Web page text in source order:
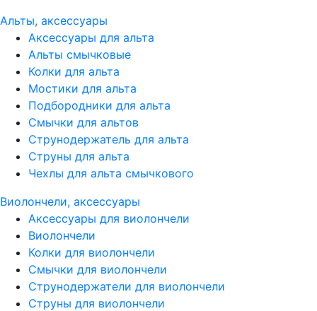
Альты, аксессуары
Аксессуары для альта
Альты смычковые
Колки для альта
Мостики для альта
Подбородники для альта
Смычки для альтов
Струнодержатель для альта
Струны для альта
Чехлы для альта смычкового
Виолончели, аксессуары
Аксессуары для виолончели
Виолончели
Колки для виолончели
Смычки для виолончели
Струнодержатели для виолончели
Струны для виолончели